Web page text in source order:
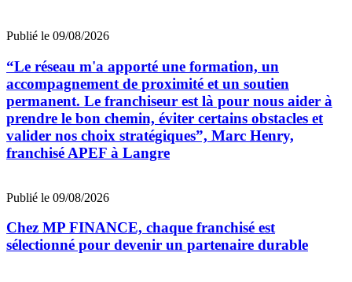
Publié le 09/08/2026
“Le réseau m'a apporté une formation, un
accompagnement de proximité et un soutien
permanent. Le franchiseur est là pour nous aider à
prendre le bon chemin, éviter certains obstacles et
valider nos choix stratégiques”, Marc Henry,
franchisé APEF à Langre
Publié le 09/08/2026
Chez MP FINANCE, chaque franchisé est
sélectionné pour devenir un partenaire durable